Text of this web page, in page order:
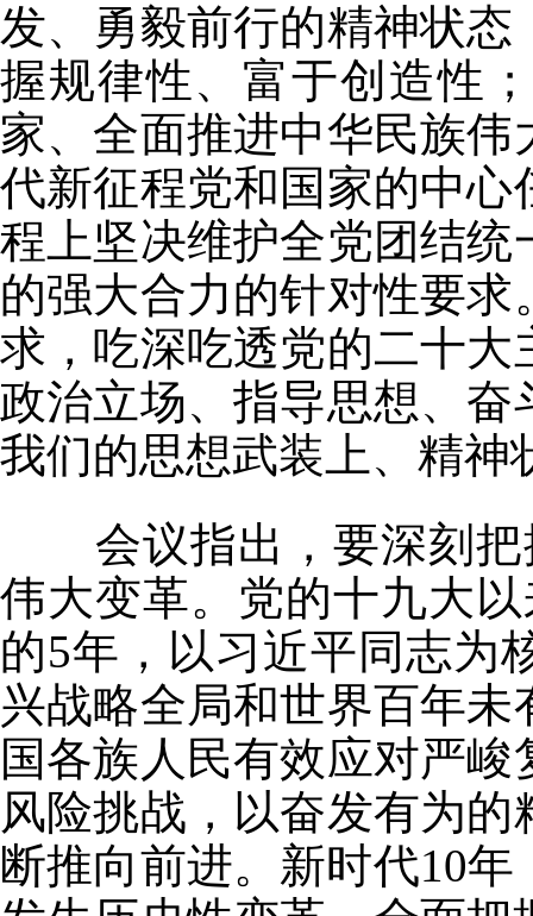
发、勇毅前行的精神状
握规律性、富于创造性
家、全面推进中华民族
代新征程党和国家的中
程上坚决维护全党团结
的强大合力的针对性要
求，吃深吃透党的二十
政治立场、指导思想、
我们的思想武装上、精神
会议指出，要深刻把
伟大变革。党的十九大
的5年，以习近平同志为
兴战略全局和世界百年
国各族人民有效应对严
风险挑战，以奋发有为
断推向前进。新时代10